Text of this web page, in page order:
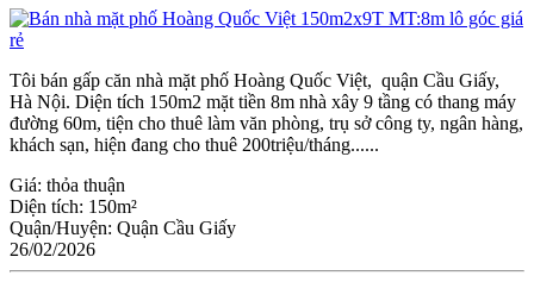
Tôi bán gấp căn nhà mặt phố Hoàng Quốc Việt, quận Cầu Giấy,
Hà Nội. Diện tích 150m2 mặt tiền 8m nhà xây 9 tầng có thang máy
đường 60m, tiện cho thuê làm văn phòng, trụ sở công ty, ngân hàng,
khách sạn, hiện đang cho thuê 200triệu/tháng......
Giá: thỏa thuận
Diện tích: 150m²
Quận/Huyện: Quận Cầu Giấy
26/02/2026